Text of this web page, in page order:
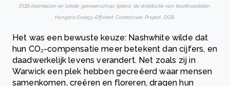
DGB-teamleden en lokale gemeenschap tijdens de distributie van kooktoestellen.
Hongera Energy Efficient Cookstoves Project, DGB.
Het was een bewuste keuze: Nashwhite wilde dat
hun CO₂-compensatie meer betekent dan cijfers, en
daadwerkelijk levens verandert. Net zoals zij in
Warwick een plek hebben gecreëerd waar mensen
samenkomen, creëren en floreren, dragen hun